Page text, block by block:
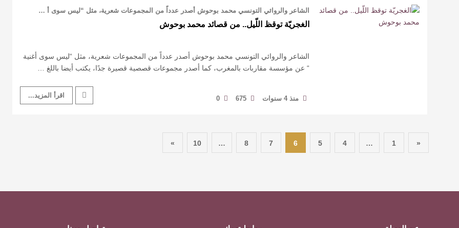
الشاعر والروائي التونسي محمد بوحوش أصدر عدداً من المجموعات شعرية، مثل “ليس سوى أ …
الغجريّة توقظ اللّيل.. من قصائد محمد بوحوش
الشاعر والروائي التونسي محمد بوحوش أصدر عدداً من المجموعات شعرية، مثل “ليس سوى أغنية
“ عن مؤسسة مقاربات بالمغرب، كما أصدر مجموعات قصصية قصيرة جدًا، يكتب أيضا باللغ …
منذ 4 سنوات 675
0 اقرأ المزيد...
«
1
…
4
5
6
7
8
…
10
»